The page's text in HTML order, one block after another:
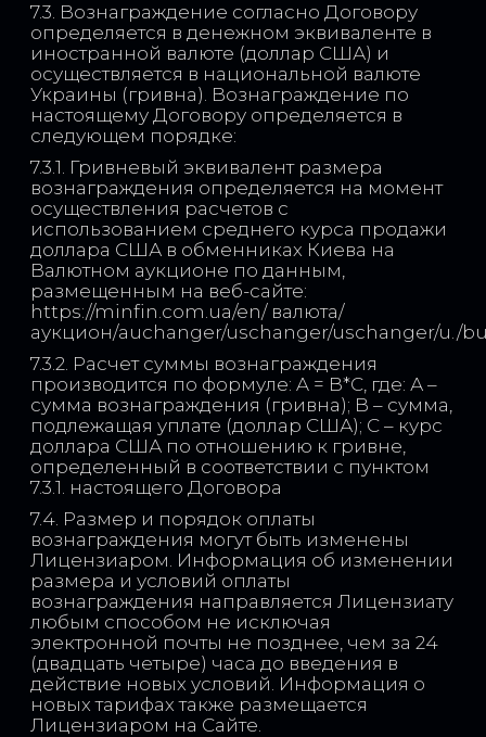
7.3. Вознаграждение согласно Договору
определяется в денежном эквиваленте в
иностранной валюте (доллар США) и
осуществляется в национальной валюте
Украины (гривна). Вознаграждение по
настоящему Договору определяется в
следующем порядке:
7.3.1. Гривневый эквивалент размера
вознаграждения определяется на момент
осуществления расчетов с
использованием среднего курса продажи
доллара США в обменниках Киева на
Валютном аукционе по данным,
размещенным на веб-сайте:
https://minfin.com.ua/en/ валюта/
аукцион/auchanger/uschanger/uschanger/u./
7.3.2. Расчет суммы вознаграждения
производится по формуле: A = B*C, где: А –
сумма вознаграждения (гривна); B – сумма,
подлежащая уплате (доллар США); C – курс
доллара США по отношению к гривне,
определенный в соответствии с пунктом
7.3.1. настоящего Договора
7.4. Размер и порядок оплаты
вознаграждения могут быть изменены
Лицензиаром. Информация об изменении
размера и условий оплаты
вознаграждения направляется Лицензиату
любым способом не исключая
электронной почты не позднее, чем за 24
(двадцать четыре) часа до введения в
действие новых условий. Информация о
новых тарифах также размещается
Лицензиаром на Сайте.